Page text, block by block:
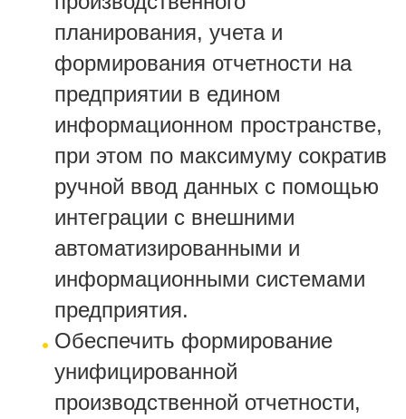
планирования, учета и
формирования отчетности на
предприятии в едином
информационном пространстве,
при этом по максимуму сократив
ручной ввод данных с помощью
интеграции с внешними
автоматизированными и
информационными системами
предприятия.
Обеспечить формирование
унифицированной
производственной отчетности,